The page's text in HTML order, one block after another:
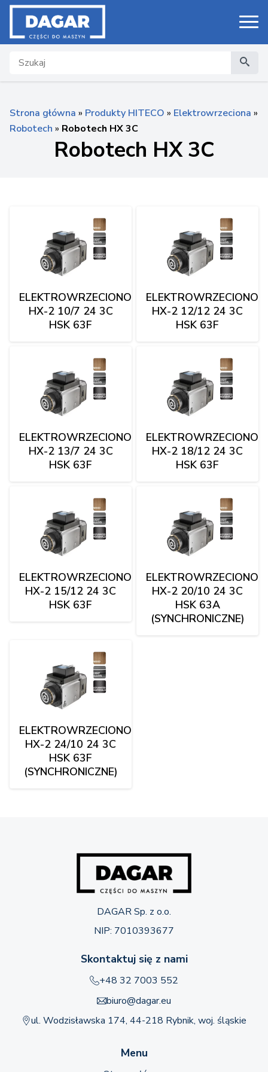
Search
Strona główna » Produkty HITECO » Elektrowrzeciona »
Robotech » Robotech HX 3C
Robotech HX 3C
ELEKTROWRZECIONO
HX-2 10/7 24 3C
HSK 63F
ELEKTROWRZECIONO
HX-2 12/12 24 3C
HSK 63F
ELEKTROWRZECIONO
HX-2 13/7 24 3C
HSK 63F
ELEKTROWRZECIONO
HX-2 18/12 24 3C
HSK 63F
ELEKTROWRZECIONO
HX-2 15/12 24 3C
HSK 63F
ELEKTROWRZECIONO
HX-2 20/10 24 3C
HSK 63A
(SYNCHRONICZNE)
ELEKTROWRZECIONO
HX-2 24/10 24 3C
HSK 63F
(SYNCHRONICZNE)
DAGAR Sp. z o.o.
NIP: 7010393677
Skontaktuj się z nami
+48 32 7003 552
biuro@dagar.eu
ul. Wodzisławska 174, 44-218 Rybnik, woj. śląskie
Menu